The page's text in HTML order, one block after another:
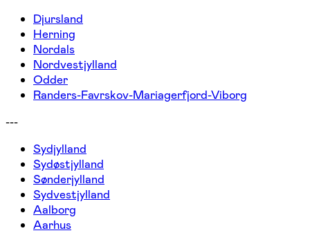
Djursland
Herning
Nordals
Nordvestjylland
Odder
Randers-Favrskov-Mariagerfjord-Viborg
---
Sydjylland
Sydøstjylland
Sønderjylland
Sydvestjylland
Aalborg
Aarhus